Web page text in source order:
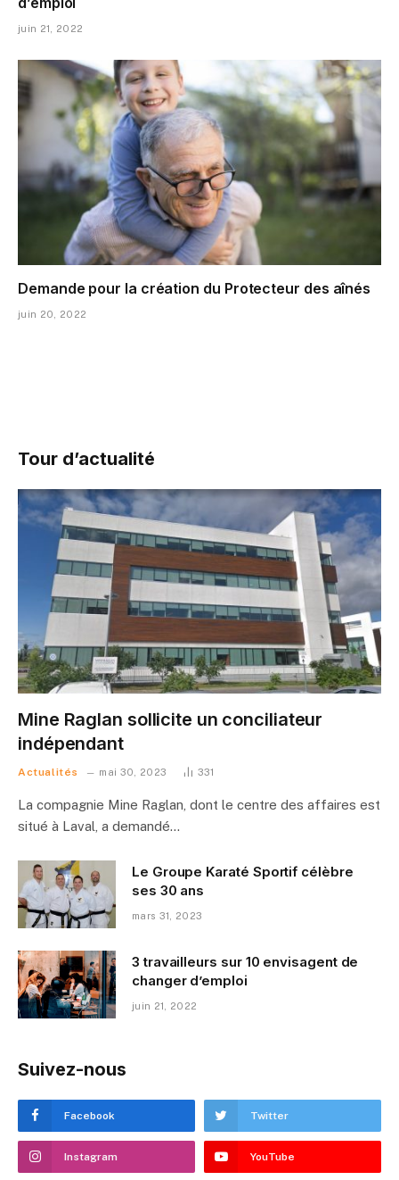
juin 21, 2022
Demande pour la création du Protecteur des aînés
juin 20, 2022
Tour d’actualité
Mine Raglan sollicite un conciliateur
indépendant
Actualités mai 30, 2023 331
La compagnie Mine Raglan, dont le centre des affaires est
situé à Laval, a demandé…
Le Groupe Karaté Sportif célèbre
ses 30 ans
mars 31, 2023
3 travailleurs sur 10 envisagent de
changer d’emploi
juin 21, 2022
Suivez-nous
Facebook Twitter
Instagram YouTube